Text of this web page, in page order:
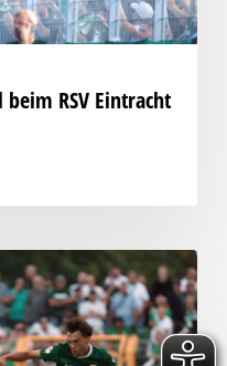
RSV Eintracht